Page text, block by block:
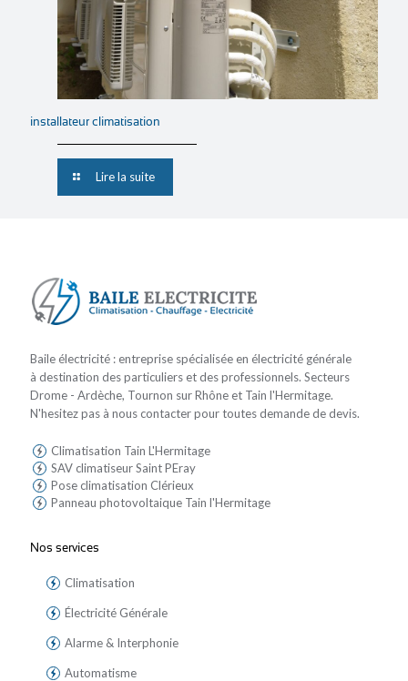
installateur climatisation
Lire la suite
Baile électricité : entreprise spécialisée en électricité générale
à destination des particuliers et des professionnels. Secteurs
Drome - Ardèche, Tournon sur Rhône et Tain l'Hermitage.
N'hesitez pas à nous contacter pour toutes demande de devis.
Climatisation Tain L'Hermitage
SAV climatiseur Saint PEray
Pose climatisation Clérieux
Panneau photovoltaique Tain l'Hermitage
Nos services
Climatisation
Électricité Générale
Alarme & Interphonie
Automatisme